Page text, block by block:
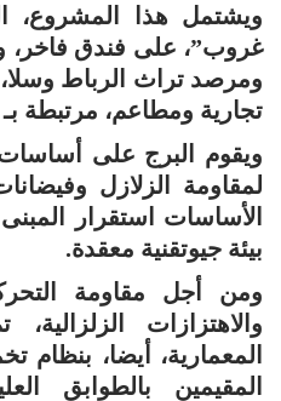
ويشتمل هذا المشروع،
غروب”، على فندق فاخر،
ومرصد تراث الرباط
تجارية ومطاعم، مرتبطة بـ 36 مصعدا.
لمقاومة الزلازل
الأساسات استقرار
بيئة جيوتقنية معقدة.
ومن أجل مقاومة
والاهتزازات
المعمارية، أيضا، بنظام
المقيمين بالطوابق